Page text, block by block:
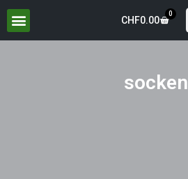
CHF0.00
0
socken